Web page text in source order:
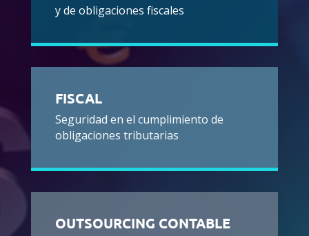
y de obligaciones fiscales
FISCAL
Seguridad en el cumplimiento de
obligaciones tributarias
OUTSOURCING CONTABLE